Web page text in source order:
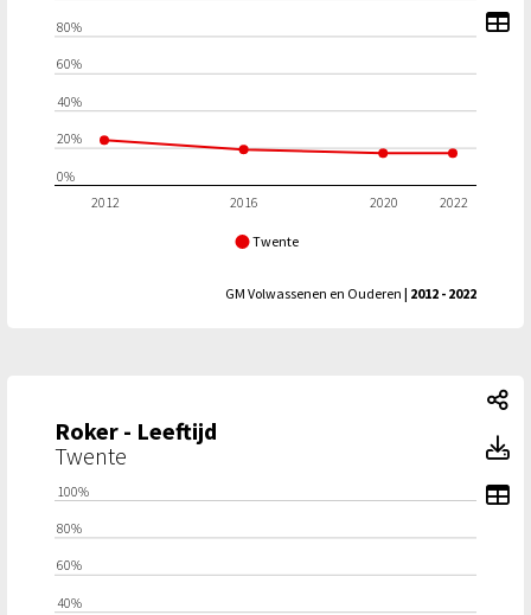
Twente
2012 2016 2020 2022
0%
20%
40%
60%
80%
GM Volwassenen en Ouderen | 2012 - 2022
Roker - Leeftijd
Twente
40%
60%
80%
100%